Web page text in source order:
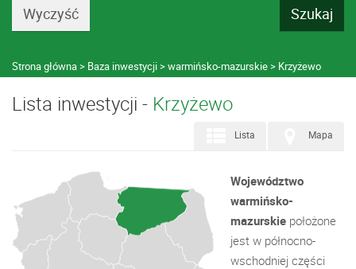
Strona główna Baza inwestycji warmińsko-mazurskie Krzyżewo
Lista inwestycji - Krzyżewo
Mapa
Lista
Województwo
warmińsko-
mazurskie położone
jest w północno-
wschodniej części